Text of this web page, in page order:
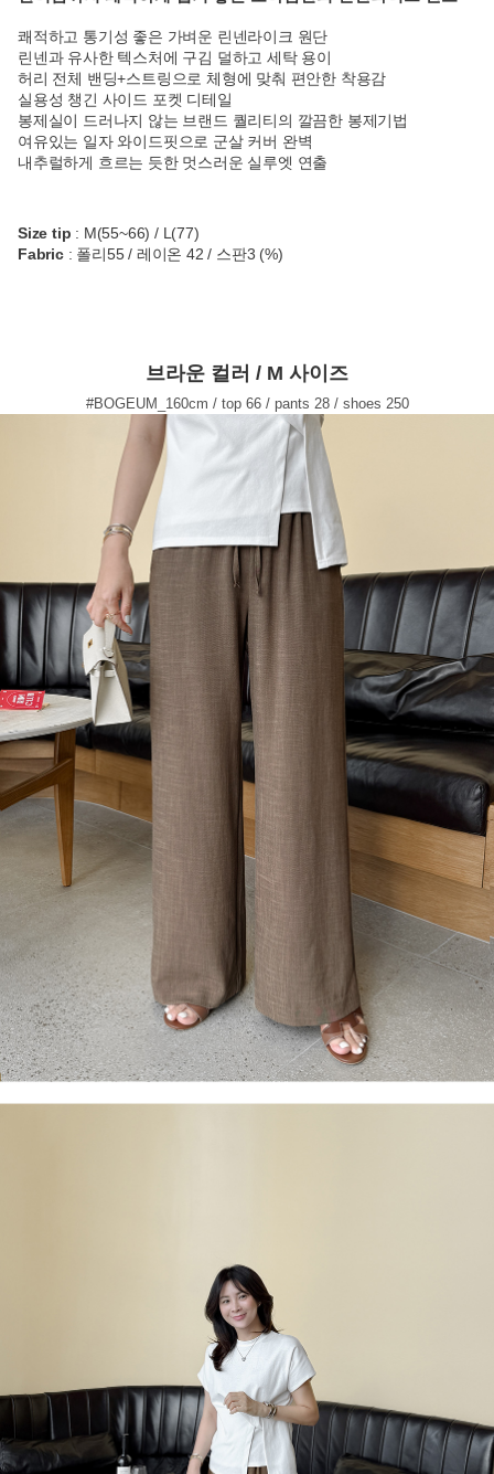
쾌적하고 통기성 좋은 가벼운 린넨라이크 원단
린넨과 유사한 텍스처에 구김 덜하고 세탁 용이
허리 전체 밴딩+스트링으로 체형에 맞춰 편안한 착용감
실용성 챙긴 사이드 포켓 디테일
봉제실이 드러나지 않는 브랜드 퀄리티의 깔끔한 봉제기법
여유있는 일자 와이드핏으로 군살 커버 완벽
내추럴하게 흐르는 듯한 멋스러운 실루엣 연출
Size tip : M(55~66) / L(77)
Fabric: 폴리55 / 레이온 42 / 스판3 (%)
브라운 컬러 / M 사이즈
#BOGEUM_160cm / top 66 / pants 28 / shoes 250